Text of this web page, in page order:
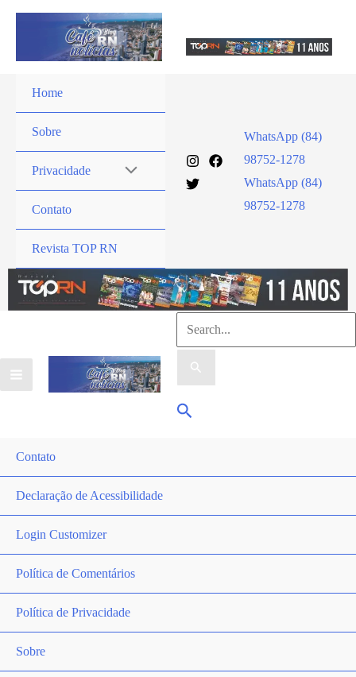
Home
Sobre
Privacidade
Contato
Revista TOP RN
WhatsApp (84)
98752-1278
WhatsApp (84)
98752-1278
Pesquisar
por:
Pesquisar
Contato
Declaração de Acessibilidade
Login Customizer
Política de Comentários
Política de Privacidade
Sobre